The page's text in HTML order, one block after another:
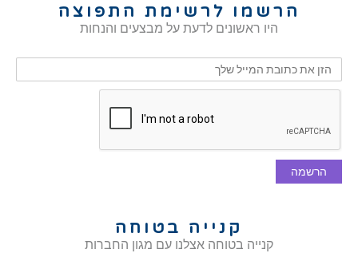
הרשמו לרשימת התפוצה
היו ראשונים לדעת על מבצעים והנחות
הרשמה
קנייה בטוחה
קנייה בטוחה אצלנו עם מגון החברות